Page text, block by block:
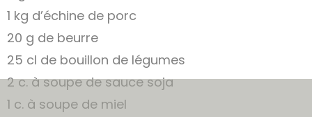
1 kg d’échine de porc
20 g de beurre
25 cl de bouillon de légumes
2 c. à soupe de sauce soja
1 c. à soupe de miel